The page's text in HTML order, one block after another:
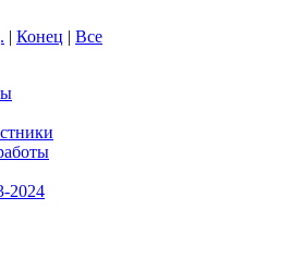
| Конец | Все
2024